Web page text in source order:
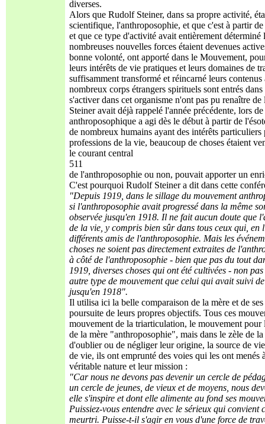
diverses.
Alors que Rudolf Steiner, dans sa propre activité,
scientifique, l'anthroposophie, et que c'est à partir
et que ce type d'activité avait entièrement
nombreuses nouvelles forces étaient devenues
bonne volonté, ont apporté dans le Mouvement,
leurs intérêts de vie pratiques et leurs domaines de
suffisamment transformé et réincarné leurs
nombreux corps étrangers spirituels sont entrés
s'activer dans cet organisme n'ont pas pu renaître
Steiner avait déjà rappelé l'année précédente, lors
anthroposophique a agi dès le début à partir de
de nombreux humains ayant des intérêts
professions de la vie, beaucoup de choses étaient
le courant central
511
de l'anthroposophie ou non, pouvait apporter un
C'est pourquoi Rudolf Steiner a dit dans cette
"Depuis 1919, dans le sillage du mouvement
si l'anthroposophie avait progressé dans la même
observée jusqu'en 1918. Il ne fait aucun doute que
de la vie, y compris bien sûr dans tous ceux qui,
différents amis de l'anthroposophie. Mais les
choses ne soient pas directement extraites de
à côté de l'anthroposophie - bien que pas du tout
1919, diverses choses qui ont été cultivées - non
autre type de mouvement que celui qui avait suivi
jusqu'en 1918".
Il utilisa ici la belle comparaison de la mère et de
poursuite de leurs propres objectifs. Tous ces
mouvement de la triarticulation, le mouvement pour
de la mère "anthroposophie", mais dans le zèle de
d'oublier ou de négliger leur origine, la source de
de vie, ils ont emprunté des voies qui les ont
véritable nature et leur mission :
"Car nous ne devons pas devenir un cercle de
un cercle de jeunes, de vieux et de moyens, nous
elle s'inspire et dont elle alimente au fond ses
Puissiez-vous entendre avec le sérieux qui
meurtri. Puisse-t-il s'agir en vous d'une force de